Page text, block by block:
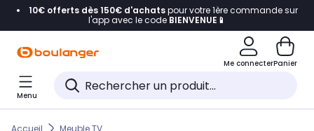
Accéder directement à la navigation
Accéder directement au pied de page
Accéder directement au chatbot
10€ offerts dès 150€ d'achatspour votre 1ère commande sur
l'app avec le code BIENVENUE📱
Me connecterPanier
Menu
Accueil Meuble TV